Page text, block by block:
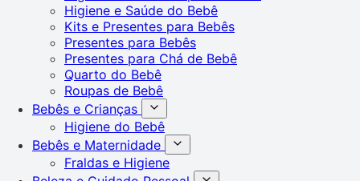
Higiene e Saúde do Bebê
Kits e Presentes para Bebês
Presentes para Bebês
Presentes para Chá de Bebê
Quarto do Bebê
Roupas de Bebê
Bebês e Crianças
Higiene do Bebê
Bebês e Maternidade
Fraldas e Higiene